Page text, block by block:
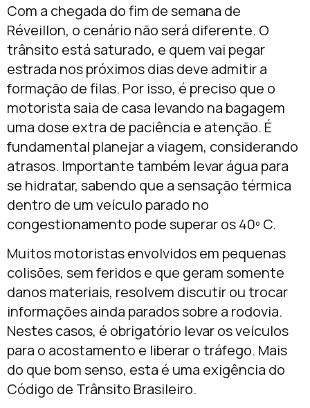
Com a chegada do fim de semana de
Réveillon, o cenário não será diferente. O
trânsito está saturado, e quem vai pegar
estrada nos próximos dias deve admitir a
formação de filas. Por isso, é preciso que o
motorista saia de casa levando na bagagem
uma dose extra de paciência e atenção. É
fundamental planejar a viagem, considerando
atrasos. Importante também levar água para
se hidratar, sabendo que a sensação térmica
dentro de um veículo parado no
congestionamento pode superar os 40º C.
Muitos motoristas envolvidos em pequenas
colisões, sem feridos e que geram somente
danos materiais, resolvem discutir ou trocar
informações ainda parados sobre a rodovia.
Nestes casos, é obrigatório levar os veículos
para o acostamento e liberar o tráfego. Mais
do que bom senso, esta é uma exigência do
Código de Trânsito Brasileiro.